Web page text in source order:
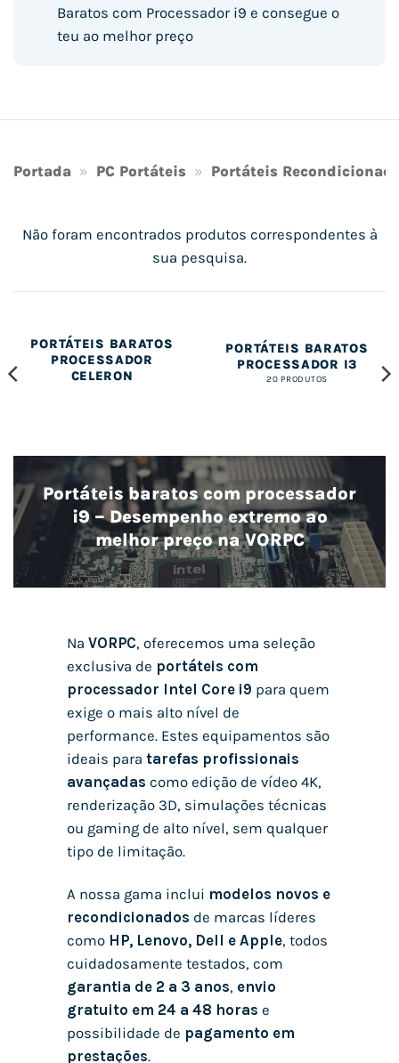
Baratos com Processador i9 e consegue o
teu ao melhor preço
Portada » PC Portáteis » Portáteis
Não foram encontrados produtos correspondentes à
sua pesquisa.
PORTÁTEIS BARATOS
PROCESSADOR
CELERON
PORTÁTEIS BARATOS
PROCESSADOR I3
20 PRODUTOS
Portáteis baratos com processador
i9 – Desempenho extremo ao
melhor preço na VORPC
Na VORPC, oferecemos uma seleção
exclusiva de portáteis com
processador Intel Core i9 para quem
exige o mais alto nível de
performance. Estes equipamentos são
ideais para tarefas profissionais
avançadas como edição de vídeo 4K,
renderização 3D, simulações técnicas
ou gaming de alto nível, sem qualquer
tipo de limitação.
A nossa gama inclui modelos novos e
recondicionados de marcas líderes
como HP, Lenovo, Dell e Apple, todos
cuidadosamente testados, com
garantia de 2 a 3 anos, envio
gratuito em 24 a 48 horas e
possibilidade de pagamento em
prestações.